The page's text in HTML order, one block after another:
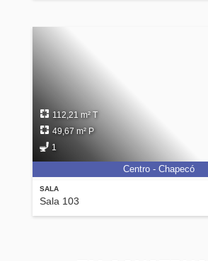
SALA
Sala 103
112,21 m² T
49,67 m² P
1
Centro - Chapecó